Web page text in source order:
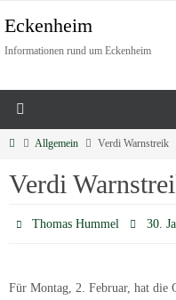
Eckenheim
Informationen rund um Eckenheim
Allgemein Verdi Warnstreik
Verdi
Thomas Hummel 30.
Für Montag, 2. Februar, hat die